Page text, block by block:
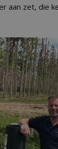
aan zet, die